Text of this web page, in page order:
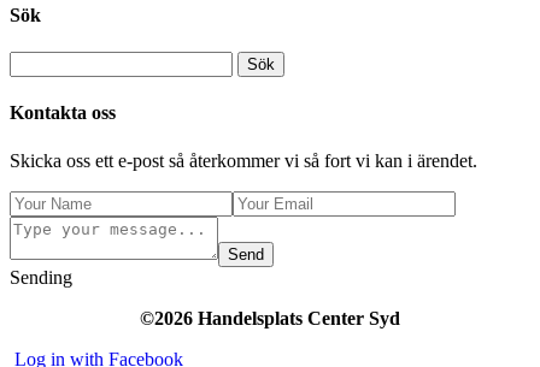
Sök
Kontakta oss
Skicka oss ett e-post så återkommer vi så fort vi kan i ärendet.
Send
Sending
©2026 Handelsplats Center Syd
Log in with Facebook